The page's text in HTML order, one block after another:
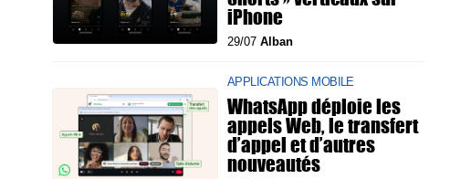
iPhone
29/07 Alban
APPLICATIONS MOBILE
WhatsApp déploie les
appels Web, le transfert
d’appel et d’autres
nouveautés